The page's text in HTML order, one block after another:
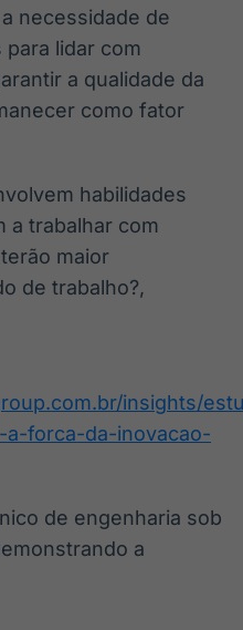
necessidade de
lidar com
a qualidade da
como fator
habilidades
a trabalhar com
maior
de trabalho?,
insights/
forca-da-inovacao-
de engenharia sob
a